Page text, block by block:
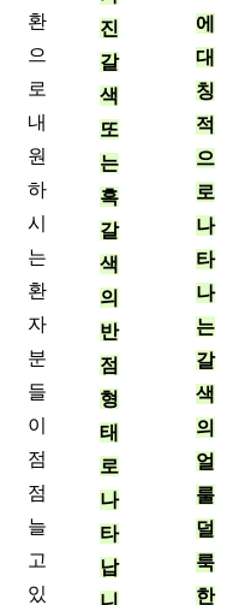
환
으
로
내
원
하
시
는
환
자
분
들
이
점
점
늘
고
있
진
갈
색
또
는
흑
갈
색
의
반
점
형
태
로
나
타
납
니
에
대
칭
적
으
로
나
타
나
는
갈
색
의
얼
룰
덜
룩
한